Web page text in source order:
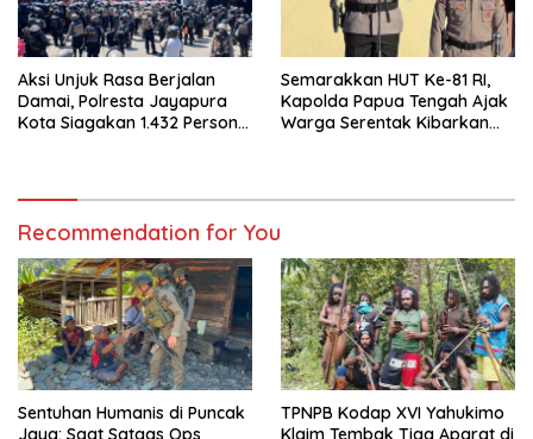
Aksi Unjuk Rasa Berjalan
Damai, Polresta Jayapura
Kota Siagakan 1.432 Personel
Semarakkan HUT Ke-81 RI,
Kapolda Papua Tengah Ajak
Warga Serentak Kibarkan
Recommendation for You
Sentuhan Humanis di Puncak
Jaya: Saat Satgas Ops
TPNPB Kodap XVI Yahukimo
Klaim Tembak Tiga Aparat di